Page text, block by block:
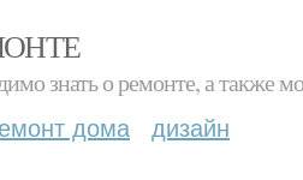
знать о ремонте, а также
дома дизайн